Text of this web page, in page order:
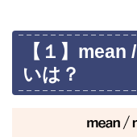
【１】
いは？